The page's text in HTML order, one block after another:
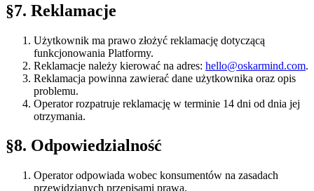
§7. Reklamacje
Użytkownik ma prawo złożyć reklamację dotyczącą
funkcjonowania Platformy.
Reklamacje należy kierować na adres: hello@oskarmind.com.
Reklamacja powinna zawierać dane użytkownika oraz opis
problemu.
Operator rozpatruje reklamację w terminie 14 dni od dnia jej
otrzymania.
§8. Odpowiedzialność
Operator odpowiada wobec konsumentów na zasadach
przewidzianych przepisami prawa.